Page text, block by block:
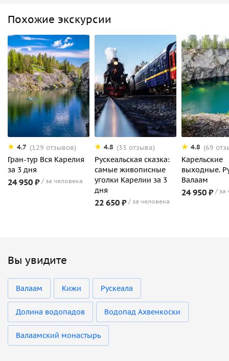
Похожие экскурсии
4.7 (129 отзывов)
Гран-тур Вся Карелия
за 3 дня
24 950 ₽ за человека
4.8 (33 отзыва)
Рускеальская сказка:
самые живописные
уголки Карелии за 3
дня
22 650 ₽ за человека
4.8 (69
Карельские
выходные.
Валаам
24 950 ₽ за
Вы увидите
Валаам Кижи Рускеала
Долина водопадов Водопад Ахвенкоски
Валаамский монастырь